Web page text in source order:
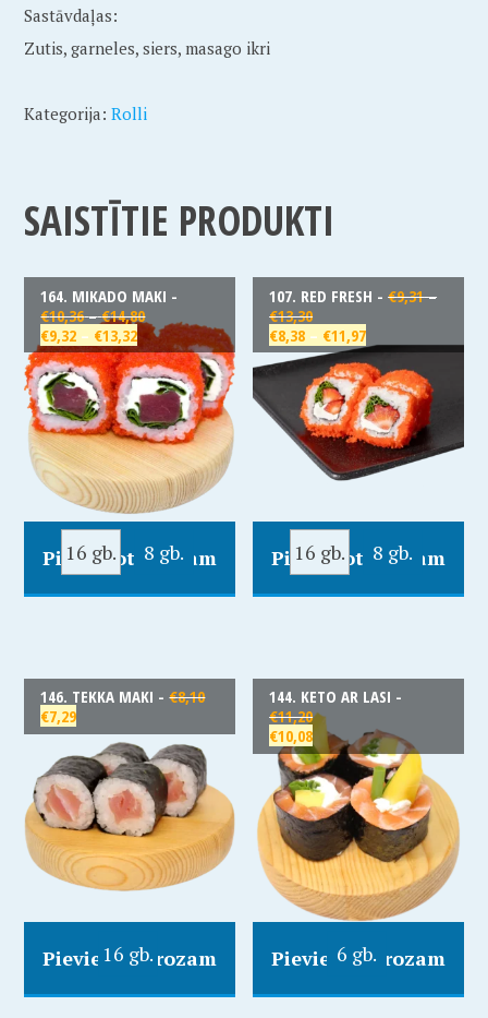
Sastāvdaļas:
Zutis, garneles, siers, masago ikri
Kategorija:Rolli
SAISTĪTIE PRODUKTI
164. MIKADO MAKI -
€10,36 – €14,80
€9,32 – €13,32
16 gb. 8 gb.
Pievienot Grozam
107. RED FRESH -€9,31 –
€13,30
€8,38 – €11,97
16 gb. 8 gb.
Pievienot Grozam
146. TEKKA MAKI -€8,10
€7,29
16 gb.
Pievienot Grozam
144. KETO AR LASI -
€11,20
€10,08
6 gb.
Pievienot Grozam